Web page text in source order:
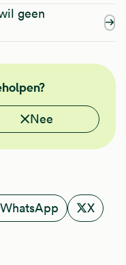
geen
Nee
WhatsApp X